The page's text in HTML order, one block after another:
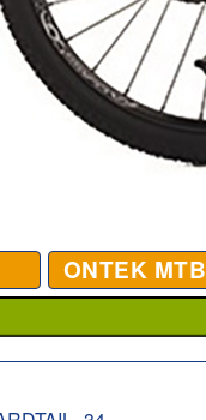
ONTEK MTB